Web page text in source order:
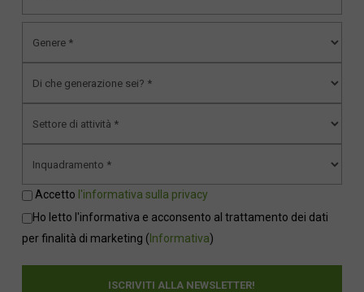
Accetto l'informativa sulla privacy
Ho letto l'informativa e acconsento al trattamento dei dati
per finalità di marketing ( Informativa)